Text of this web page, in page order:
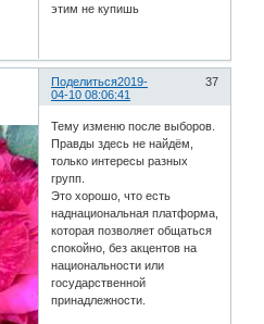
этим не купишь
Поделиться 37
2019-
04-10 08:06:41
Тему изменю после выборов.
Правды здесь не найдём,
только интересы разных
групп.
Это хорошо, что есть
наднациональная платформа,
которая позволяет общаться
спокойно, без акцентов на
национальности или
государственной
принадлежности.